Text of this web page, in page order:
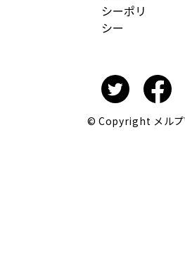
シーポリ
シー
© Copyright メルプ